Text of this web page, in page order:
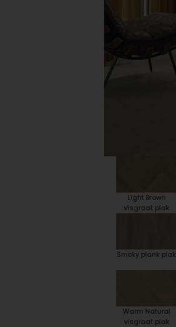
Light Brown
visgraat plak
Smoky plank plak
Warm Natural
visgraat plak